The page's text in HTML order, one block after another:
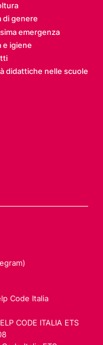
di genere
emergenza
e igiene
didattiche nelle scuole
Code Italia
CODE ITALIA ETS